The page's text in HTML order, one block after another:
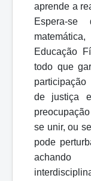
aprende a
Espera-
Educação
todo que
de justiça
se unir, ou
pode